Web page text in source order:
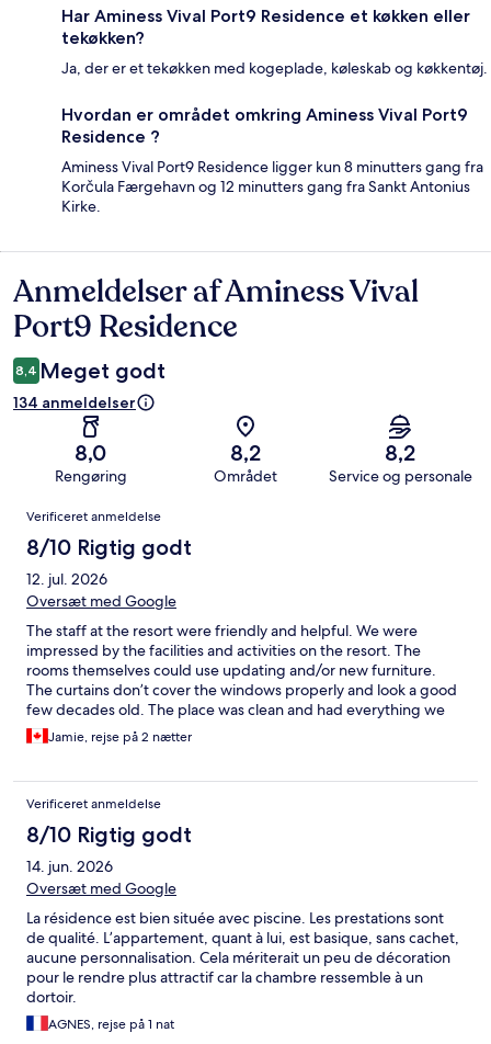
Har Aminess Vival Port9 Residence et køkken eller
tekøkken?
Ja, der er et tekøkken med kogeplade, køleskab og køkkentøj.
Hvordan er området omkring Aminess Vival Port9
Residence ?
Aminess Vival Port9 Residence ligger kun 8 minutters gang fra
Korčula Færgehavn og 12 minutters gang fra Sankt Antonius
Kirke.
Anmeldelser
Anmeldelser af Aminess Vival
Port9 Residence
8,4 Meget godt
134 anmeldelser
8,0
Rengøring
8,2
Området
8,2
Service og personale
Anmeldelser
Verificeret anmeldelse
8/10 Rigtig godt
12. jul. 2026
Oversæt med Google
The staff at the resort were friendly and helpful. We were
impressed by the facilities and activities on the resort. The
rooms themselves could use updating and/or new furniture.
The curtains don’t cover the windows properly and look a good
few decades old. The place was clean and had everything we
needed in the kitchenette. It was a quick taxi boat ride (or drive)
over to beautiful Old Town Korcula.
Jamie, rejse på 2 nætter
Verificeret anmeldelse
8/10 Rigtig godt
14. jun. 2026
Oversæt med Google
La résidence est bien située avec piscine. Les prestations sont
de qualité. L’appartement, quant à lui, est basique, sans cachet,
aucune personnalisation. Cela mériterait un peu de décoration
pour le rendre plus attractif car la chambre ressemble à un
dortoir.
AGNES, rejse på 1 nat